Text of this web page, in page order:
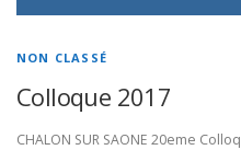
NON CLASSÉ
Colloque 2017
CHALON SUR SAONE 20eme